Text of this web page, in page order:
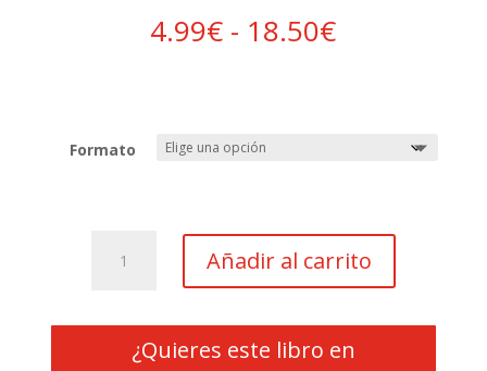
4.99€ - 18.50€Rango
de
Formato
guerra
Añadir al carrito
¿Quieres este libro en